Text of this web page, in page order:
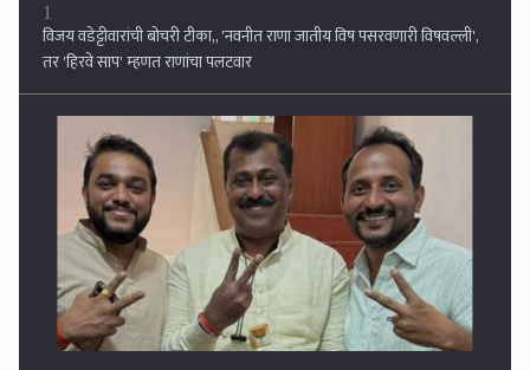
2
मतदानाआधीच तीन ठिकाणी फुललं 'कमळ', महाविकास आघाडीला झटका